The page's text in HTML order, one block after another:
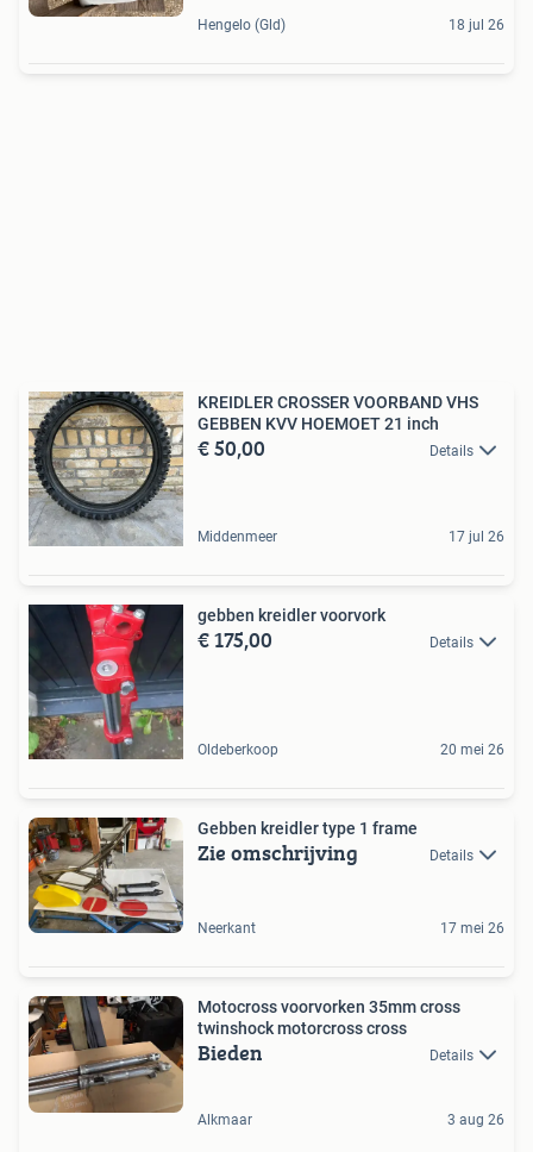
Hengelo (Gld) 18 jul 26
KREIDLER CROSSER VOORBAND VHS
GEBBEN KVV HOEMOET 21 inch
€ 50,00 Details
Middenmeer 17 jul 26
gebben kreidler voorvork
€ 175,00 Details
Oldeberkoop 20 mei 26
Gebben kreidler type 1 frame
Zie omschrijving Details
Neerkant 17 mei 26
Motocross voorvorken 35mm cross
twinshock motorcross cross
Bieden Details
Alkmaar 3 aug 26